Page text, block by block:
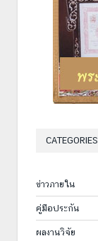
CATEGORIES
ข่าวภายใน
คู่มือประกัน
ผลงานวิจัย